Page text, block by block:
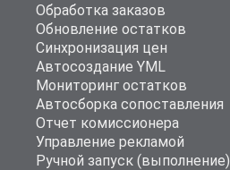
Обработка заказов
Обновление остатков
Синхронизация цен
Автосоздание YML
Мониторинг остатков
Автосборка сопоставления
Отчет комиссионера
Управление рекламой
Ручной запуск (выполнение)